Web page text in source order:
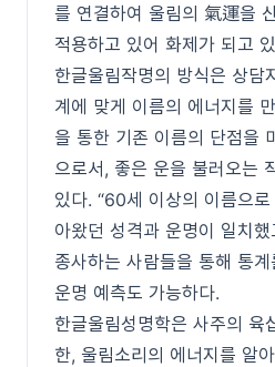
를 연결하여 울림의 氣運을
적용하고 있어 화제가 되고
한글울림작명의 방식은 상담
계에 맞게 이름의 에너지를
을 통한 기존 이름의 단점을
으로서, 좋은 운을 불러오는
있다. “60세 이상의 이름으
아왔던 성격과 운명이 일치했
종사하는 사람들을 통해 통
운명 예측도 가능하다.
한글울림성명학은 사주의 육
한, 울림소리의 에너지를 알